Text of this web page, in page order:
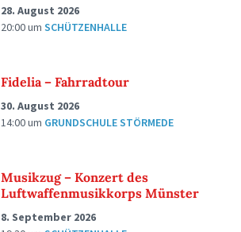
28. August 2026
20:00um SCHÜTZENHALLE
Fidelia – Fahrradtour
30. August 2026
14:00um GRUNDSCHULE STÖRMEDE
Musikzug – Konzert des
Luftwaffenmusikkorps Münster
8. September 2026